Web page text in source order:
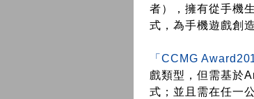
者），擁有從手機
式，為手機遊戲創
「CCMG
戲類型，但需基於
式；並且需在任一